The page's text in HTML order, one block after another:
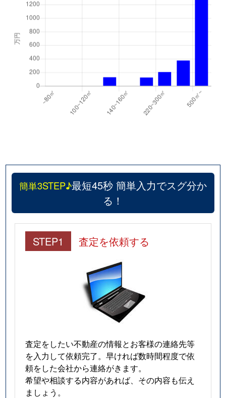
簡単3STEP♪最短45秒 簡単入力でスグ分か
る！
STEP1 査定を依頼する
査定をしたい不動産の情報とお客様の連絡先等
を入力して依頼完了。早ければ数時間程度で依
頼をした会社から連絡がきます。
希望や相談する内容があれば、その内容も伝え
ましょう。